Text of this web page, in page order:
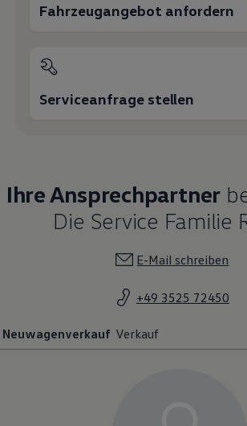
Fahrzeugangebot anfordern
Serviceanfrage stellen
Ihre Ansprechpartner
Die Service Familie
E-Mail schreiben
+49 3525 72450
Neuwagenverkauf Verkauf